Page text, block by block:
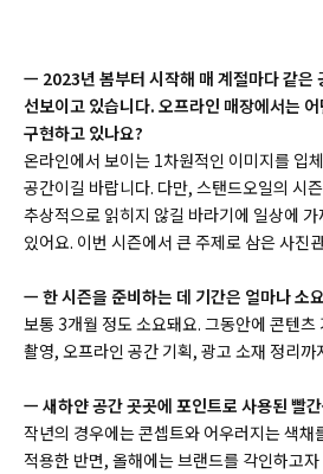
ㅡ 2023년 봄부터 시작해 매 계절마다 같은
선보이고 있습니다. 오프라인 매장에서는
구현하고 있나요?
온라인에서 보이는 1차원적인 이미지를 입
공간이길 바랍니다. 다만, 스탠드오일의 시
추상적으로 읽히지 않길 바라기에 일상에
있어요. 이번 시즌에서 큰 주제로 삼은 사진
ㅡ 한 시즌을 준비하는 데 기간은 얼마나 소
보통 3개월 정도 소요돼요. 그동안에 콘텐
촬영, 오프라인 공간 기획, 광고 소재 정리까
ㅡ 새하얀 공간 곳곳에 포인트로 사용된 빨
작년의 경우에는 콘셉트와 어우러지는 색채
적용한 반면, 올해에는 브랜드를 각인하고